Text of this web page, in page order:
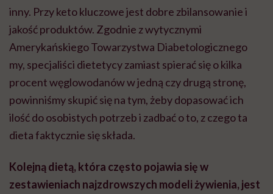
inny. Przy keto kluczowe jest dobre zbilansowanie i
jakość produktów. Zgodnie z wytycznymi
Amerykańskiego Towarzystwa Diabetologicznego
my, specjaliści dietetycy zamiast spierać się o kilka
procent węglowodanów w jedną czy drugą stronę,
powinniśmy skupić się na tym, żeby dopasować ich
ilość do osobistych potrzeb i zadbać o to, z czego ta
dieta faktycznie się składa.
Kolejną dietą, która często pojawia się w
zestawieniach najzdrowszych modeli żywienia, jest